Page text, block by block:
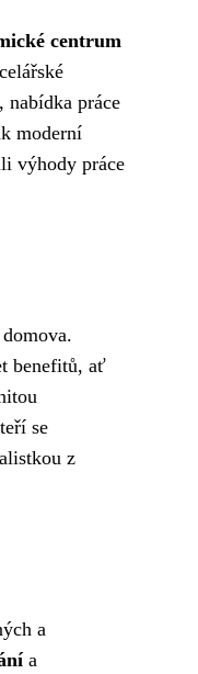
centrum
nabídka práce
moderní
výhody práce
benefitů, ať
se
z
a
a